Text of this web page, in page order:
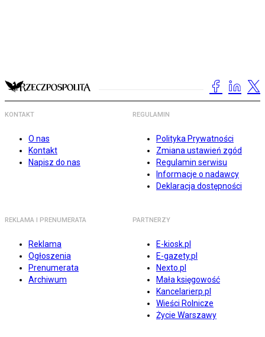
KONTAKT
O nas
Kontakt
Napisz do nas
REGULAMIN
Polityka Prywatności
Zmiana ustawień zgód
Regulamin serwisu
Informacje o nadawcy
Deklaracja dostępności
REKLAMA I PRENUMERATA
Reklama
Ogłoszenia
Prenumerata
Archiwum
PARTNERZY
E-kiosk.pl
E-gazety.pl
Nexto.pl
Mała księgowość
Kancelarierp.pl
Wieści Rolnicze
Życie Warszawy